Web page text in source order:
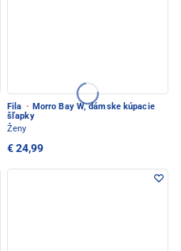
Fila · Morro Bay W, dámske kúpacie
šľapky
Ženy
€ 24,99